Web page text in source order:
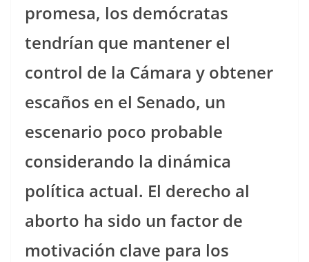
promesa, los demócratas
tendrían que mantener el
control de la Cámara y obtener
escaños en el Senado, un
escenario poco probable
considerando la dinámica
política actual. El derecho al
aborto ha sido un factor de
motivación clave para los